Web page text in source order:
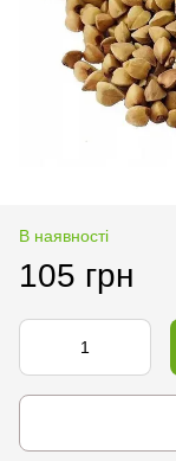
В наявності
105 грн